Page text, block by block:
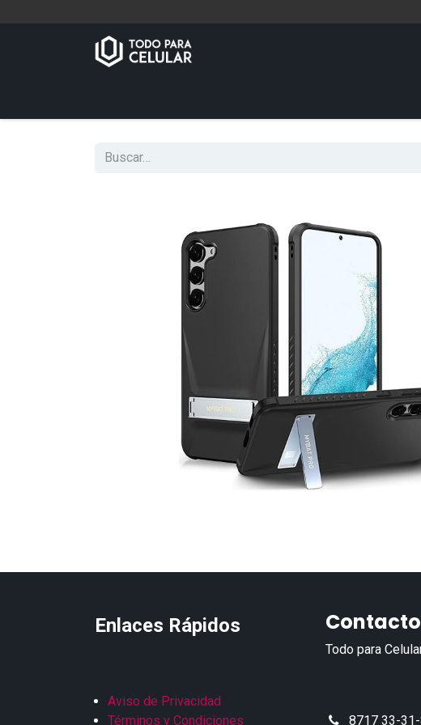
Enlaces Rápidos
Todo para
Aviso de Privacidad
Términos y Condiciones
8717 33-